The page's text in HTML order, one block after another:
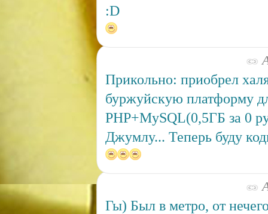
:D
Прикольно: приобрел
буржуйскую платформу
PHP+MySQL(0,5ГБ за 0
Джумлу... Теперь буду
Гы) Был в метро, от